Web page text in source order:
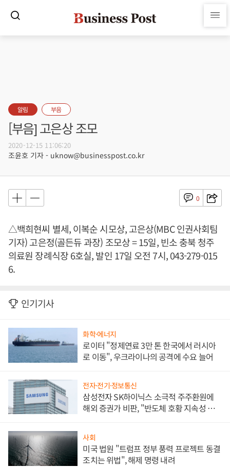
알림 부음
[부음] 고은상 조모
2020-12-15 11:06:20
조윤호 기자 - uknow@businesspost.co.kr
0
△백희현씨 별세, 이복순 시모상, 고은상(MBC 인권사회팀
기자) 고은정(골든듀 과장) 조모상 = 15일, 빈소 충북 청주
의료원 장례식장 6호실, 발인 17일 오전 7시, 043-279-015
6.
인기기사
화학·에너지
로이터 "정제연료 3만 톤 한국에서 러시아
로 이동", 우크라이나의 공격에 수요 늘어
전자·전기·정보통신
삼성전자 SK하이닉스 소극적 주주환원에
해외 증권가 비판, "반도체 호황 지속성 의
사회
미국 법원 "트럼프 정부 풍력 프로젝트 동결
조치는 위법", 해제 명령 내려